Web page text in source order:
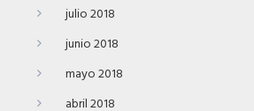
julio 2018
junio 2018
mayo 2018
abril 2018